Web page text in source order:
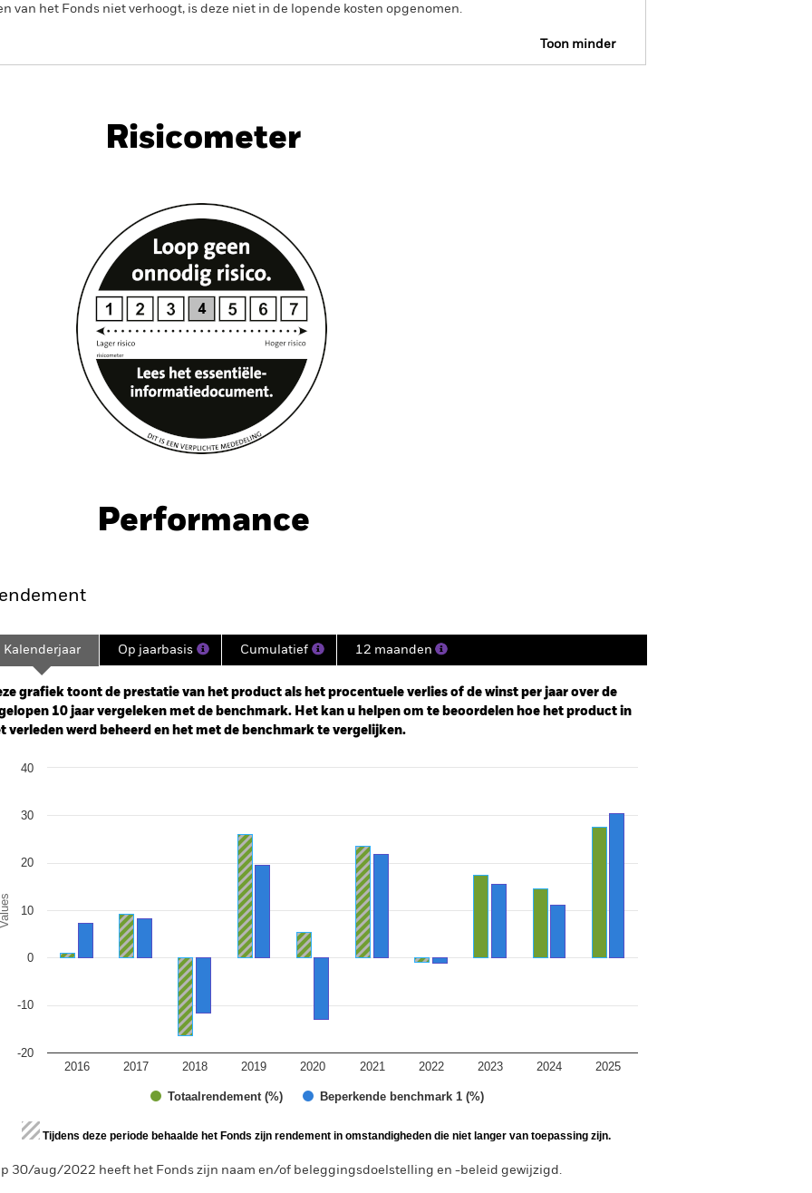
van het Fonds niet verhoogt, is deze niet in de lopende kosten opgenomen.
Toon minder
Kerngegevens Managers
Risicometer
Performance
2014-12-01 00:00:00 to 2026-07-31 00:00:00.
-160 to 320.
Kalenderjaar Op jaarbasis Cumulatief 12 maanden
grafiek toont de prestatie van het product als het procentuele verlies of de winst per jaar over de
10 jaar vergeleken met de benchmark. Het kan u helpen om te beoordelen hoe het product in
verleden werd beheerd en het met de benchmark te vergelijken.
chart with 2 data series.
Values
Totaalrendement (%) Beperkende benchmark 1 (%)
2016 2017 2018 2019 2020 2021 2022 2023 2024 2025
-20
-10
0
10
20
30
40
of interactive chart.
Tijdens deze periode behaalde het Fonds zijn rendement in omstandigheden die niet langer van toepassing zijn.
30/aug/2022 heeft het Fonds zijn naam en/of beleggingsdoelstelling en -beleid gewijzigd.